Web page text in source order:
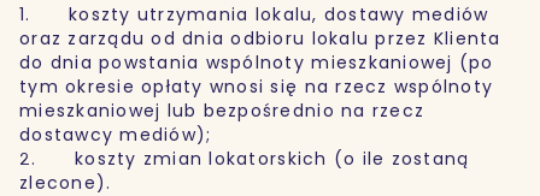
1. koszty utrzymania lokalu, dostawy mediów
oraz zarządu od dnia odbioru lokalu przez Klienta
do dnia powstania wspólnoty mieszkaniowej (po
tym okresie opłaty wnosi się na rzecz wspólnoty
mieszkaniowej lub bezpośrednio na rzecz
dostawcy mediów);
2. koszty zmian lokatorskich (o ile zostaną
zlecone).